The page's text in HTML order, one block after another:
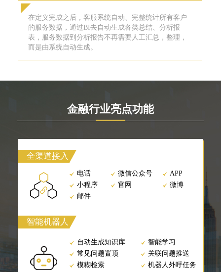
在定义完成之后，客服系统自动、完整统计所有客户
的服务数据，通过BI去自动生成各类总结、分析报
表，服务数据到分析报告不再需要人工汇总，整理，
而是由系统自动生成。
金融行业亮点功能
全渠道接入
电话 微信公众号
APP
小程序
官网
微博
邮件
智能机器人
自动生成知识库
智能学习
常见问题置顶
关联问题推送
模糊检索
机器人外呼任务